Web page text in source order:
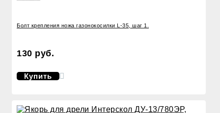
Болт крепления ножа газонокосилки L-35, шаг 1.
130 руб.
Купить